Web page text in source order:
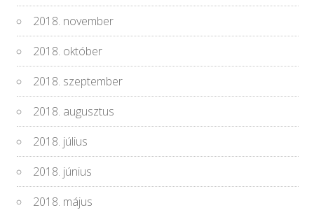
2018. november
2018. október
2018. szeptember
2018. augusztus
2018. július
2018. június
2018. május